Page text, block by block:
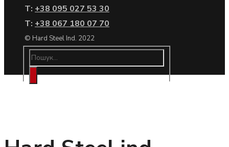
Т: +38 095 027 53 30
Т: +38 067 180 07 70
© Hard Steel Ind. 2022